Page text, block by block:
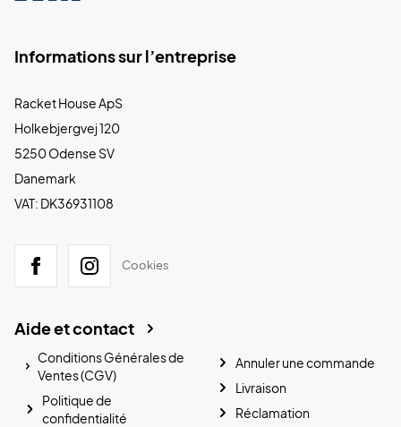
Informations sur l’entreprise
Racket House ApS
Holkebjergvej 120
5250 Odense SV
Danemark
VAT: DK36931108
Cookies
Aide et contact
Conditions Générales de
Ventes (CGV)
Politique de
confidentialité
Annuler une commande
Livraison
Réclamation